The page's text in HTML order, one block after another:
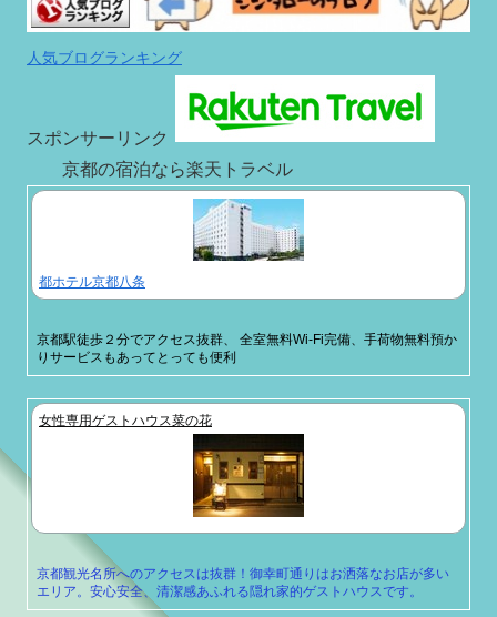
人気ブログランキング
スポンサーリンク
京都の宿泊なら楽天トラベル
都ホテル京都八条
京都駅徒歩２分でアクセス抜群、 全室無料Wi-Fi完備、手荷物無料預か
りサービスもあってとっても便利
女性専用ゲストハウス菜の花
京都観光名所へのアクセスは抜群！御幸町通りはお洒落なお店が多い
エリア。安心安全、清潔感あふれる隠れ家的ゲストハウスです。